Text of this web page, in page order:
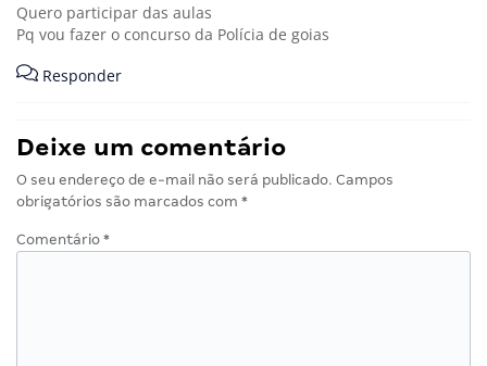
Quero participar das aulas
Pq vou fazer o concurso da Polícia de goias
Responder
Deixe um comentário
O seu endereço de e-mail não será publicado. Campos
obrigatórios são marcados com *
Comentário *